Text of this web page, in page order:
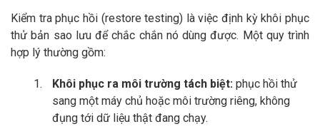
Kiểm tra phục hồi (restore testing) là việc định kỳ khôi phục
thử bản sao lưu để chắc chắn nó dùng được. Một quy trình
hợp lý thường gồm:
Khôi phục ra môi trường tách biệt: phục hồi thử
sang một máy chủ hoặc môi trường riêng, không
đụng tới dữ liệu thật đang chạy.